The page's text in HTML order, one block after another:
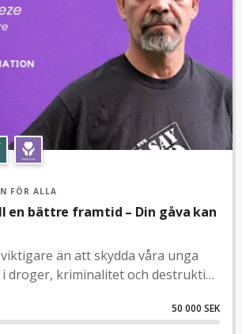
FÖR ALLA
en bättre framtid – Din gåva kan
än att skydda våra unga
droger, kriminalitet och destruktiva
kan vara. Här kommer vi
50 000 SEK